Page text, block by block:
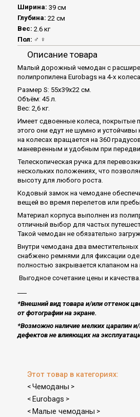
Ширина: 39 см
Глубина: 22 см
Вес: 2.6 кг
Пол: ♂ ♀
Описание товара
Малый дорожный чемодан с
полипропилена Eurobags на 4-х
Размер S: 55x39x22 см.
Объём: 45 л.
Вес: 2,6 кг.
Имеет сдвоенные колеса, покрытые
этого они едут не шумно и
на колесах вращается на 360
маневренным и удобным при
Телескопическая ручка для
нескольких положениях, что
высоту для любого роста.
Кодовый замок на чемодане
вещей во время перелетов или
Материал корпуса выполнен из
отличный выбор для частых
Такой чемодан не обязательно
Внутри чемодана два вместительных
снабжено ремнями для фиксации
полностью закрывается клапаном на
Выгодное сочетание цены и качества.
*Внешний вид товара и/или оттенок
от фотографии на экране.
*Возможно наличие мелких царапин
дефектов не влияющих на
Этот товар в категориях:
< Чемоданы >
< Eurobags >
< Малые чемоданы >